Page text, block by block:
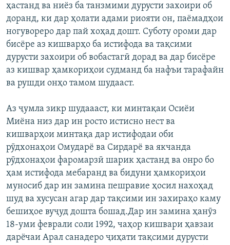
ҳастанд ва ниёз ба танзмими дурусти захоири об
доранд, ки дар ҳолати адами риояти он, паёмадҳои
ногувореро дар пай хоҳад дошт. Суботу ороми дар
бисёре аз кишварҳо ба истифода ва тақсими
дурусти захоири об вобастагӣ дорад ва дар бисёре
аз кишвар ҳамкориҳои судманд ба нафъи тарафайн
ва рушди онҳо тамом шудааст.
Аз ҷумла зикр шудаааст, ки минтақаи Осиёи
Миёна низ дар ин росто истисно нест ва
кишварҳои минтақа дар истифодаи оби
рӯдхонаҳои Омударё ва Сирдарё ва якчанда
рӯдхонаҳои фаромарзӣ шарик ҳастанд ва онро бо
ҳам истифода мебаранд ва бидуни ҳамкориҳои
муносиб дар ин замина пешравие ҳосил нахоҳад
шуд ва хусусан агар дар тақсими ин захираҳо каму
бешиҳое вуҷуд дошта бошад.Дар ин замина ҳанӯз
18-уми феврали соли 1992, чаҳор кишвари ҳавзаи
дарёчаи Арал санадеро ҷиҳати тақсими дурусти